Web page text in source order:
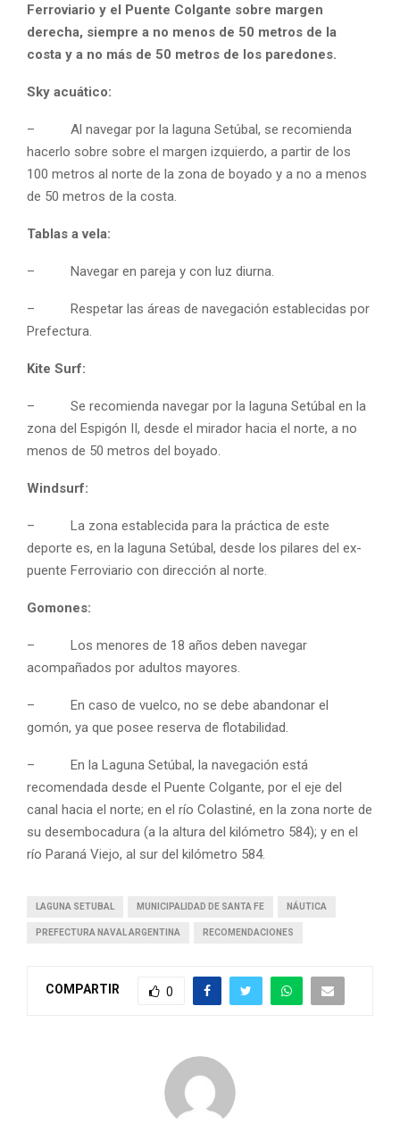
Ferroviario y el Puente Colgante sobre margen
derecha, siempre a no menos de 50 metros de la
costa y a no más de 50 metros de los paredones.
Sky acuático:
– Al navegar por la laguna Setúbal, se recomienda
hacerlo sobre sobre el margen izquierdo, a partir de los
100 metros al norte de la zona de boyado y a no a menos
de 50 metros de la costa.
Tablas a vela:
– Navegar en pareja y con luz diurna.
– Respetar las áreas de navegación establecidas por
Prefectura.
Kite Surf:
– Se recomienda navegar por la laguna Setúbal en la
zona del Espigón II, desde el mirador hacia el norte, a no
menos de 50 metros del boyado.
Windsurf:
– La zona establecida para la práctica de este
deporte es, en la laguna Setúbal, desde los pilares del ex-
puente Ferroviario con dirección al norte.
Gomones:
– Los menores de 18 años deben navegar
acompañados por adultos mayores.
– En caso de vuelco, no se debe abandonar el
gomón, ya que posee reserva de flotabilidad.
– En la Laguna Setúbal, la navegación está
recomendada desde el Puente Colgante, por el eje del
canal hacia el norte; en el río Colastiné, en la zona norte de
su desembocadura (a la altura del kilómetro 584); y en el
río Paraná Viejo, al sur del kilómetro 584.
LAGUNA SETUBAL MUNICIPALIDAD DE SANTA FE NÁUTICA
PREFECTURA NAVAL ARGENTINA RECOMENDACIONES
COMPARTIR 0